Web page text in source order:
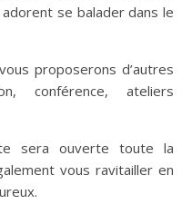
se balader dans le
proposerons d’autres
conférence, ateliers
sera ouverte toute la
vous ravitailler en